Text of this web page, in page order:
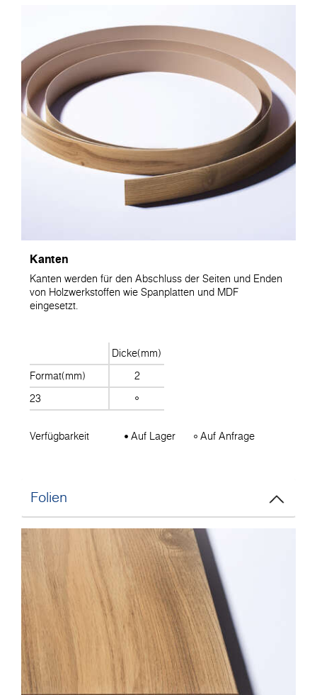
Kanten
Kanten werden für den Abschluss der Seiten und Enden
von Holzwerkstoffen wie Spanplatten und MDF
eingesetzt.
Dicke(mm)
Format(mm)
2
23
Verfügbarkeit Auf Lager Auf Anfrage
Folien